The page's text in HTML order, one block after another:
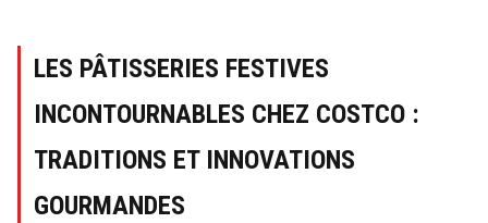
LES PÂTISSERIES FESTIVES
INCONTOURNABLES CHEZ COSTCO :
TRADITIONS ET INNOVATIONS
GOURMANDES